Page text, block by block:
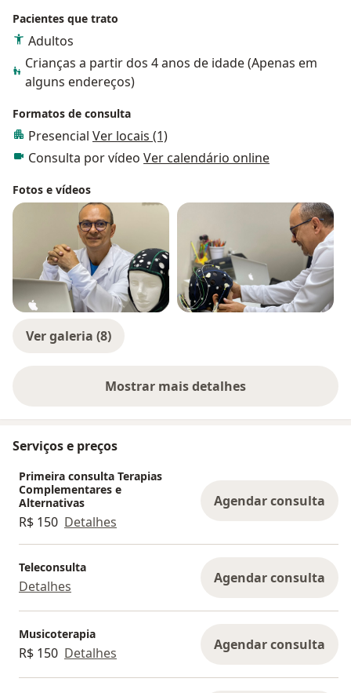
Pacientes que trato
Adultos
Crianças a partir dos 4 anos de idade (Apenas em
alguns endereços)
Formatos de consulta
Presencial Ver locais (1)
Consulta por vídeo Ver calendário online
Fotos e vídeos
Ver galeria (8)
Mostrar mais detalhes
sobre a experiência
Serviços e preços
Primeira consulta Terapias
Complementares e
Alternativas
R$ 150 Detalhes
Agendar consulta
Teleconsulta
Detalhes Agendar consulta
Musicoterapia
R$ 150 Detalhes Agendar consulta